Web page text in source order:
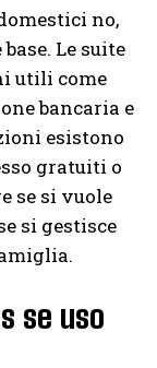
no,
Le suite
utili come
bancaria e
esistono
gratuiti o
se si vuole
si gestisce
se uso